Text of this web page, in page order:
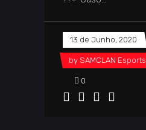
13 de Junho, 2020
by SAMCLAN Esports
0